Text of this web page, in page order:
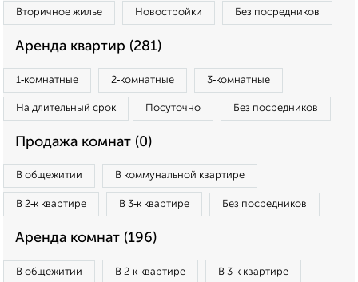
Вторичное жилье Новостройки Без посредников
Аренда квартир (281)
1‑комнатные 2‑комнатные 3‑комнатные
На длительный срок Посуточно Без посредников
Продажа комнат (0)
В общежитии В коммунальной квартире
В 2‑к квартире В 3‑к квартире Без посредников
Аренда комнат (196)
В общежитии В 2‑к квартире В 3‑к квартире